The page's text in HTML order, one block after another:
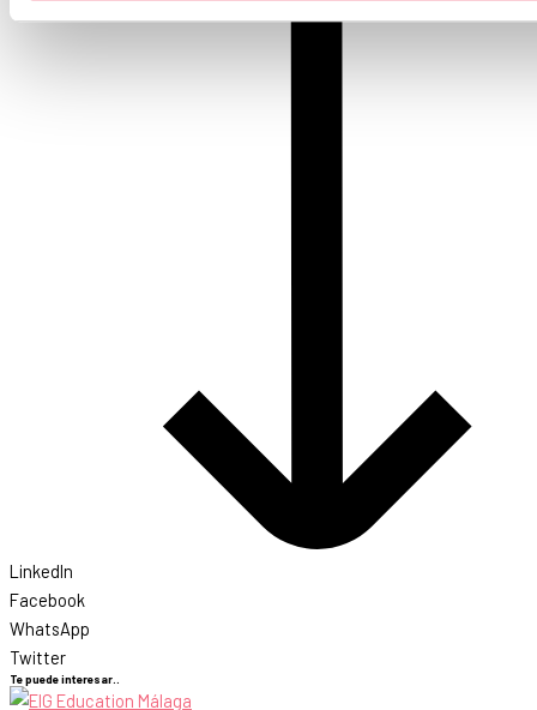
LinkedIn
Facebook
WhatsApp
Twitter
Te puede interesar..